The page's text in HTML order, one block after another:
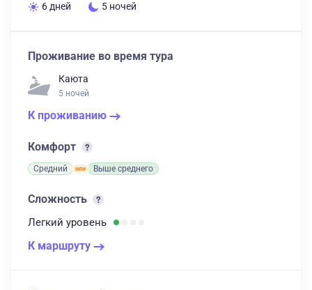
6 дней 5 ночей
Проживание во время тура
Каюта
5 ночей
К проживанию
Комфорт
Средний Выше среднего
Сложность
Легкий уровень
К маршруту